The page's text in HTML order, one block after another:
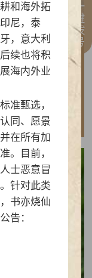
一键拨号
品类之王”拿
和海外拓
尼，泰
，意大利
续也将积
海内外业
准甄选，
同、愿景
在所有加
。目前，
士恶意冒
针对此类
书亦烧仙
告：